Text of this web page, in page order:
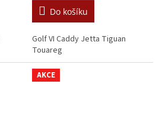
Do košíku
Golf VI Caddy Jetta Tiguan
Touareg
AKCE